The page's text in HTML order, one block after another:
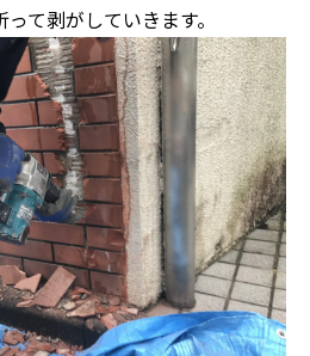
て剥がしていきます。